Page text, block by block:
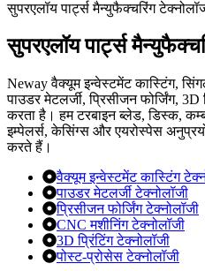
सुपरएलॉय पार्ट्स मैन्युफैक्चरिंग
सुपरएलॉय पार्ट्स
Neway वैक्यूम इन्वेस्टमेंट कास्टिंग,
पाउडर मेटलर्जी, प्रिसीजन फोर्जिंग,
करता है। हम टरबाइन ब्लेड, डिस्क,
इम्पेलर्स, केसिंग्स और एयरोस्पेस
करते हैं।
वैक्यूम इन्वेस्टमेंट कास्टिंग
पाउडर मेटलर्जी टेक्नोलॉजी
प्रिसीजन फोर्जिंग टेक्नोलॉजी
CNC मशीनिंग टेक्नोलॉजी
3D प्रिंटिंग टेक्नोलॉजी
पोस्ट-प्रोसेस टेक्नोलॉजी